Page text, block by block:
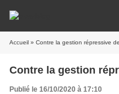
Accueil » Contre la gestion répressive
Contre la gestion
Publié le 16/10/2020 à 17:10